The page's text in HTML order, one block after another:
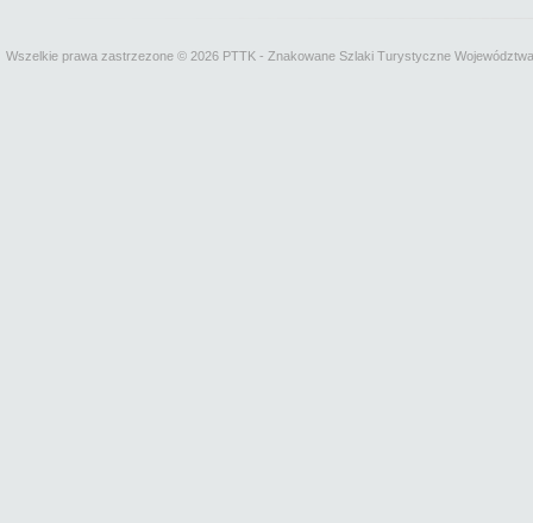
Wszelkie prawa zastrzezone © 2026 PTTK - Znakowane Szlaki Turystyczne